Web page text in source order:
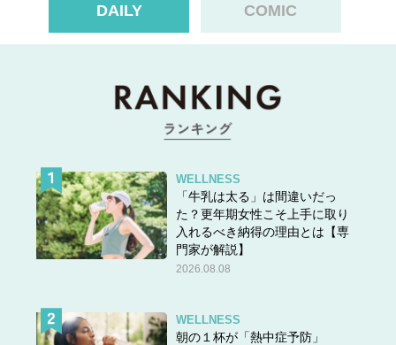
DAILY COMIC
WELLNESS
「牛乳は太る」は間違いだっ
た？更年期女性こそ上手に取り
入れるべき納得の理由とは【専
門家が解説】
2026.08.08
WELLNESS
朝の１杯が「熱中症予防」